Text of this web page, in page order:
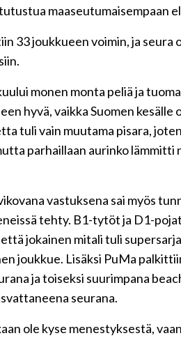
maaseutumaisempaan
33 joukkueen voimin, ja seura
monen monta peliä ja
hyvä, vaikka Suomen
tuli vain muutama pisara,
parhaillaan aurinko lämmitti
vastuksena sai myös
tehty. B1-tytöt ja D1-
jokainen mitali tuli
joukkue. Lisäksi PuMa
ja toiseksi suurimpana
seurana.
ole kyse menestyksestä,